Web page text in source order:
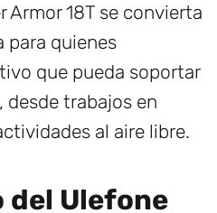
Armor 18T se convierta
para quienes
que pueda soportar
trabajos en
al aire libre.
del Ulefone